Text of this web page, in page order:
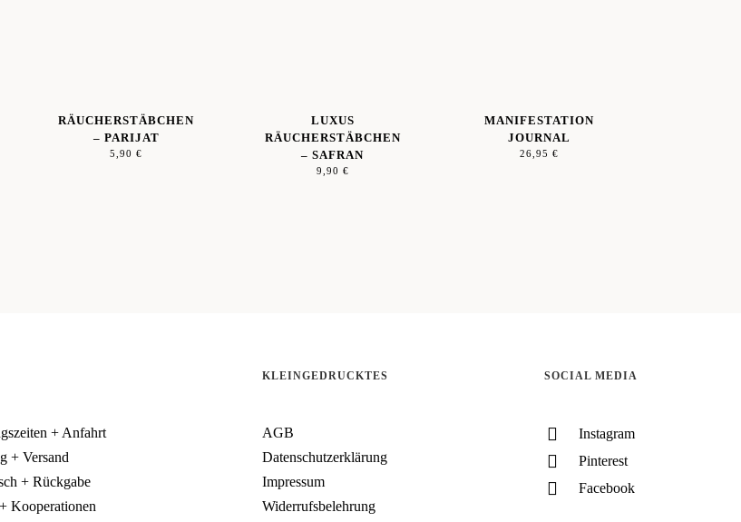
RÄUCHERSTÄBCHEN
– PARIJAT
5,90€
LUXUS
RÄUCHERSTÄBCHEN
– SAFRAN
9,90 €
MANIFESTATION
JOURNAL
26,95 €
+ Anfahrt
+ Versand
+ Rückgabe
Kooperationen
KLEINGEDRUCKTES
AGB
Datenschutzerklärung
Impressum
Widerrufsbelehrung
SOCIAL MEDIA
Instagram
Pinterest
Facebook